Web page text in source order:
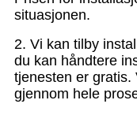
situasjonen.
2. Vi kan tilby
du kan håndtere
tjenesten er gratis.
gjennom hele